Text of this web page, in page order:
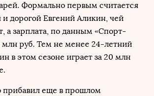
Формально первым считается
дорогой Евгений Аликин, чей
а зарплата, по данным «Спорт-
млн руб. Тем не менее 24-летний
в этом сезоне играет за 20 млн
прибавил еще в прошлом